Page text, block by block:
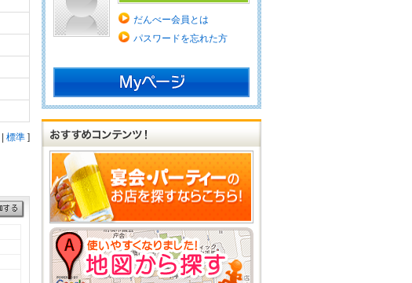
]
標準
だんべー会員とは
パスワードを忘れた方